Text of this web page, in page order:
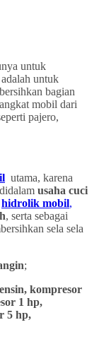
untuk
untuk
bagian
mobil dari
pajero,
utama, karena
usaha cuci
hidrolik mobil,
, serta sebagai
sela sela
;
kompresor
1 hp,
5 hp,